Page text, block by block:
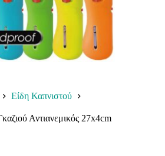
Είδη Καπνιστού
Αντιανεμικός 27x4cm